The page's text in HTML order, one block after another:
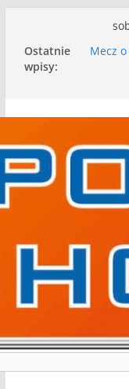
treści
Ostatnie
wpisy:
Mecz
WKS
Gwdzie
I
granie